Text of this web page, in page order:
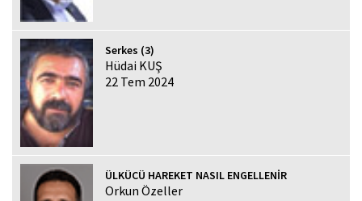
Serkes (3)
Hüdai KUŞ
22 Tem 2024
ÜLKÜCÜ HAREKET NASIL ENGELLENİR
Orkun Özeller